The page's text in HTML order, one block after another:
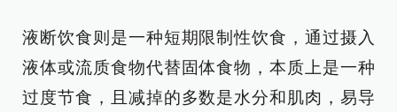
液断饮食则是一种短期限制性饮食，通过摄入
液体或流质食物代替固体食物，本质上是一种
过度节食，且减掉的多数是水分和肌肉，易导